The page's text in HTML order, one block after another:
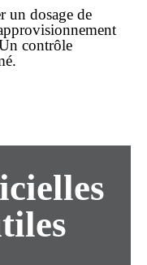
un dosage de
contrôle